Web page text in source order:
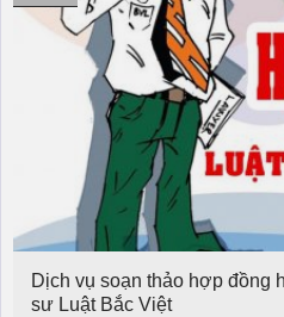
Dịch vụ soạn thảo hợp đồng
sư Luật Bắc Việt